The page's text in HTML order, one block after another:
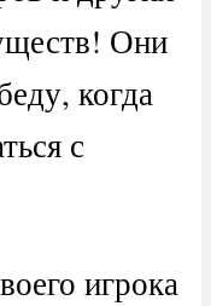
Они
когда
с
игрока